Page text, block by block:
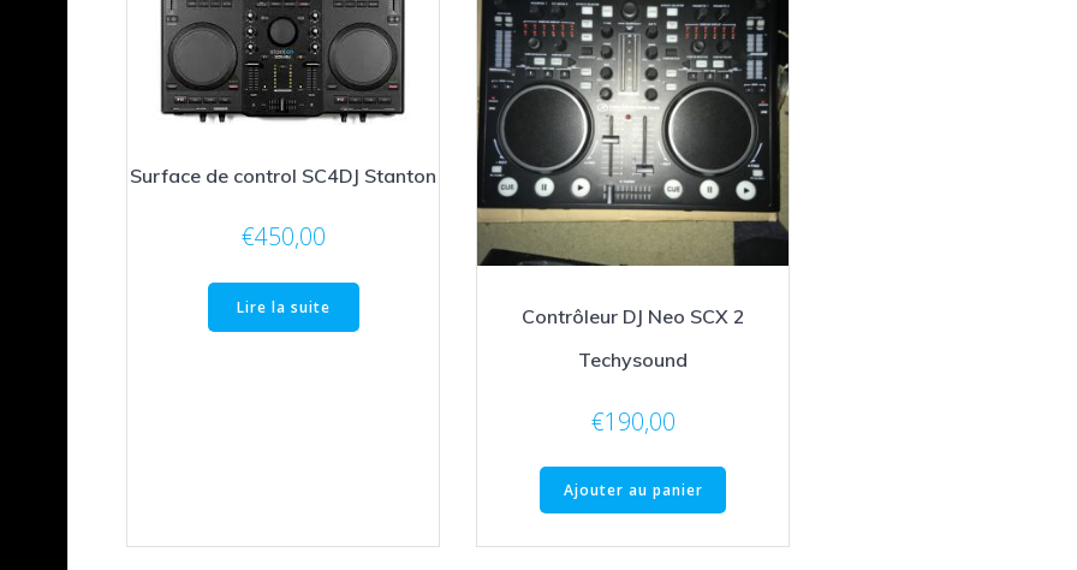
Surface de control SC4DJ Stanton
€450,00
Lire la suite
Contrôleur DJ Neo SCX 2
Techysound
€190,00
Ajouter au panier